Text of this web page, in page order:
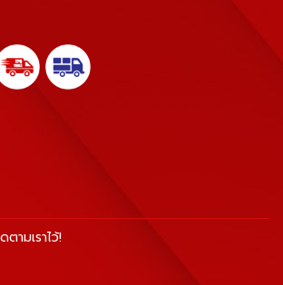
ตามเราไว้!